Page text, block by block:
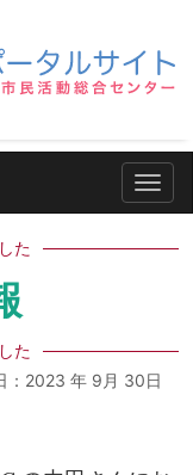
ナビ
た
た
：2023 年 9月 30日